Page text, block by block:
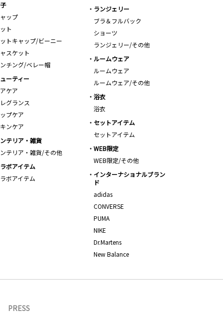
ップ
ト
トキャップ/ビーニー
スケット
チング/ベレー帽
ランジェリー
ブラ＆フルバック
ショーツ
ランジェリー/その他
ルームウェア
ルームウェア
ルームウェア/その他
ーティー
ケア
グランス
プケア
ンケア
浴衣
浴衣
セットアイテム
セットアイテム
テリア・雑貨
テリア・雑貨/その他
WEB限定
WEB限定/その他
ボアイテム
ボアイテム
インターナショナルブラン
ド
adidas
CONVERSE
PUMA
NIKE
Dr.Martens
New Balance
PRESS